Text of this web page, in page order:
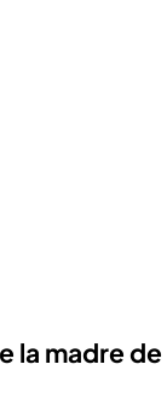
la madre de